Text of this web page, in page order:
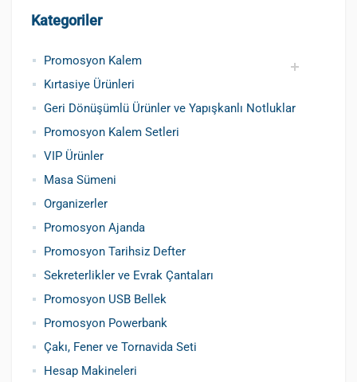
Kategoriler
Promosyon Kalem
Promosyon Metal Kalem
Promosyon Roller Kalem
Promosyon Dokunmatik Kalem
Promosyon Plastik Kalem
Geri Dönüşümlü ve Tohumlu Kalemler
Promosyon Fosforlu Kalem
Kursun Kalemler
Kırtasiye Ürünleri
Geri Dönüşümlü Ürünler ve Yapışkanlı Notluklar
Promosyon Kalem Setleri
VIP Ürünler
Masa Sümeni
Organizerler
Promosyon Ajanda
Promosyon Tarihsiz Defter
Sekreterlikler ve Evrak Çantaları
Promosyon USB Bellek
Promosyon Powerbank
Çakı, Fener ve Tornavida Seti
Hesap Makineleri